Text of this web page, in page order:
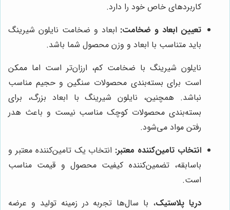
کاربردهای خاص خود را دارد.
تعیین ابعاد و ضخامت: ابعاد و ضخامت نایلون شیرینگ
باید متناسب با ابعاد و وزن محصول شما باشد.
نایلون شیرینگ با ضخامت کم، ارزان‌تر است اما ممکن
است برای بسته‌بندی محصولات سنگین و حجیم مناسب
نباشد. همچنین، نایلون شیرینگ با ابعاد بزرگ، برای
بسته‌بندی محصولات کوچک مناسب نیست و باعث هدر
رفتن مواد می‌شود.
انتخاب تامین‌کننده معتبر: انتخاب یک تامین‌کننده معتبر و
باسابقه، تضمین‌کننده کیفیت محصول و قیمت مناسب
است.
دریا پلاستیک، با سال‌ها تجربه در زمینه تولید و عرضه